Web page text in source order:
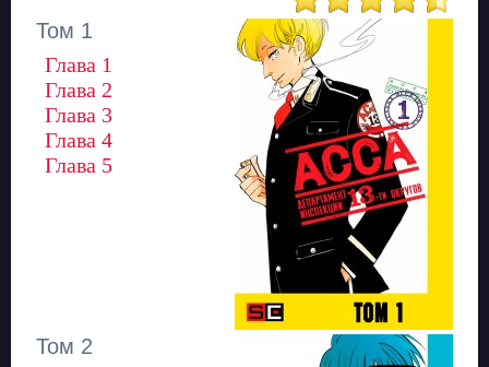
Том 1
Глава 1
Глава 2
Глава 3
Глава 4
Глава 5
Том 2